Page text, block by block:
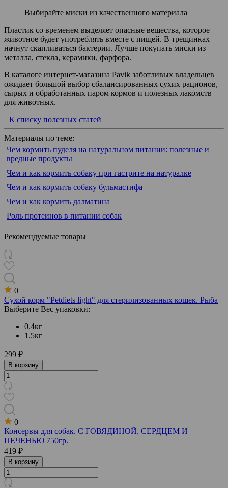
Выбирайте миски из качественного материала
Пластик со временем выделяет опасные вещества, которое
животное будет употреблять вместе с пищей. В трещинках
начнут скапливаться бактерии. Лучше покупать миски из
металла, стекла, керамики, фарфора.
В каталоге интернет-магазина Pavik заботливых владельцев
ожидает большой выбор сбалансированных сухих рационов,
сырых и обработанных паром кормов и полезных лакомств
для животных.
К списку полезных статей
Материалы по теме:
Чем кормить пуделя на натуральном питании: полезные и
вредные продукты
Чем и как кормить собаку при гастрите на натуралке
Чем и как кормить собаку бульмастифа
Чем и как кормить далматина
Роль протеинов в питании собак
Рекомендуемые товары
0
Сухой корм "Petdiets light" для стерилизованных кошек. Рыба
Выберите Вес упаковки:
0.4кг
1.5кг
299 ₽
В корзину
0
Консервы для собак. С ГОВЯДИНОЙ, СЕРДЦЕМ И
ПЕЧЕНЬЮ 750гр.
419 ₽
В корзину